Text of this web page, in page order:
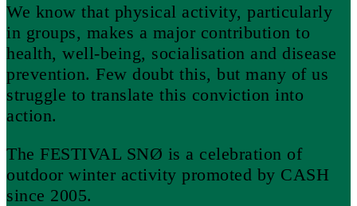
We know that physical activity, particularly
in groups, makes a major contribution to
health, well-being, socialisation and disease
prevention. Few doubt this, but many of us
struggle to translate this conviction into
action.
The FESTIVAL SNØ is a celebration of
outdoor winter activity promoted by CASH
since 2005.